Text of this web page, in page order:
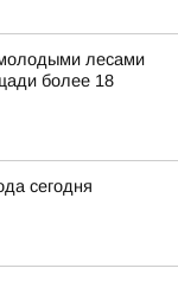
молодыми лесами
более 18
сегодня